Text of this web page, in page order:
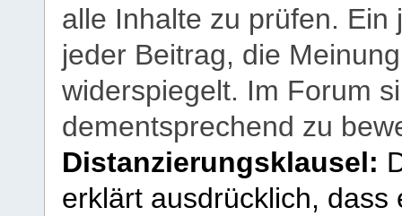
alle Inhalte zu prüfen.
jeder Beitrag, die
widerspiegelt. Im Forum
dementsprechend zu
Distanzierungsklausel:
erklärt ausdrücklich,